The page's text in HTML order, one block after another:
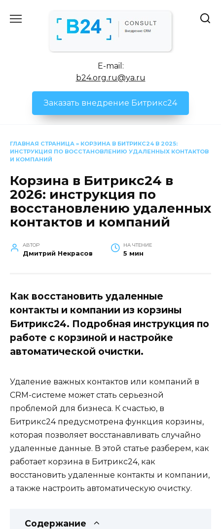
E-mail:
b24.org.ru@ya.ru
Заказать внедрение Битрикс24
ГЛАВНАЯ СТРАНИЦА » КОРЗИНА В БИТРИКС24 В 2025:
ИНСТРУКЦИЯ ПО ВОССТАНОВЛЕНИЮ УДАЛЕННЫХ КОНТАКТОВ
И КОМПАНИЙ
Корзина в Битрикс24 в
2026: инструкция по
восстановлению удаленных
контактов и компаний
АВТОР
Дмитрий Некрасов
НА ЧТЕНИЕ
5 мин
Как восстановить удаленные
контакты и компании из корзины
Битрикс24. Подробная инструкция по
работе с корзиной и настройке
автоматической очистки.
Удаление важных контактов или компаний в
CRM-системе может стать серьезной
проблемой для бизнеса. К счастью, в
Битрикс24 предусмотрена функция корзины,
которая позволяет восстанавливать случайно
удаленные данные. В этой статье разберем, как
работает корзина в Битрикс24, как
восстановить удаленные контакты и компании,
а также настроить автоматическую очистку.
Содержание